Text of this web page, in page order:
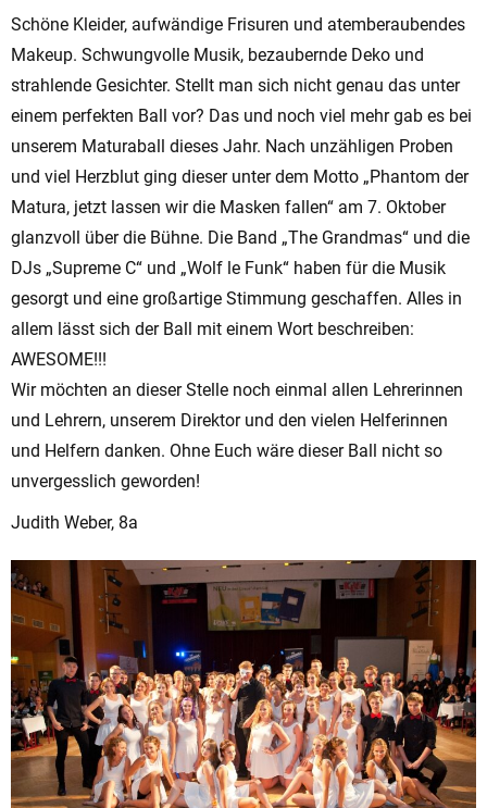
Schöne Kleider, aufwändige Frisuren und atemberaubendes
Makeup. Schwungvolle Musik, bezaubernde Deko und
strahlende Gesichter. Stellt man sich nicht genau das unter
einem perfekten Ball vor? Das und noch viel mehr gab es bei
unserem Maturaball dieses Jahr. Nach unzähligen Proben
und viel Herzblut ging dieser unter dem Motto „Phantom der
Matura, jetzt lassen wir die Masken fallen“ am 7. Oktober
glanzvoll über die Bühne. Die Band „The Grandmas“ und die
DJs „Supreme C“ und „Wolf le Funk“ haben für die Musik
gesorgt und eine großartige Stimmung geschaffen. Alles in
allem lässt sich der Ball mit einem Wort beschreiben:
AWESOME!!!
Wir möchten an dieser Stelle noch einmal allen Lehrerinnen
und Lehrern, unserem Direktor und den vielen Helferinnen
und Helfern danken. Ohne Euch wäre dieser Ball nicht so
unvergesslich geworden!
Judith Weber, 8a